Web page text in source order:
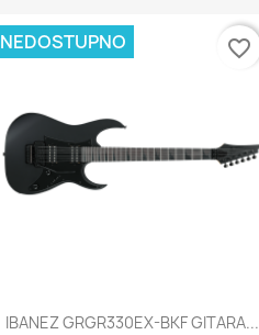
Brzi pregled
IBANEZ GRGR330EX-BKF GITARA...
NEDOSTUPNO favorite_border